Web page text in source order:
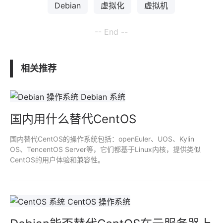
Debian 虚拟化 虚拟机
-- End --
相关推荐
国内用什么替代CentOS
国内替代CentOS的操作系统包括：openEuler、UOS、Kylin
OS、TencentOS Server等，它们都基于Linux内核，提供类似
CentOS的用户体验和兼容性。